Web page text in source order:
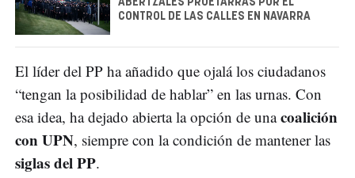
ABERTZALES PROETARRAS POR EL
CONTROL DE LAS CALLES EN NAVARRA
El líder del PP ha añadido que ojalá los ciudadanos
“tengan la posibilidad de hablar” en las urnas. Con
esa idea, ha dejado abierta la opción de unacoalición
con UPN, siempre con la condición de mantener las
siglas del PP.